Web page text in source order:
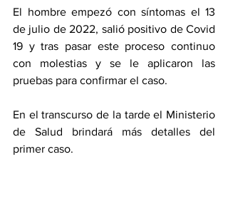
El hombre empezó con síntomas el 13
de julio de 2022, salió positivo de Covid
19 y tras pasar este proceso continuo
con molestias y se le aplicaron las
pruebas para confirmar el caso.
En el transcurso de la tarde el Ministerio
de Salud brindará más detalles del
primer caso.